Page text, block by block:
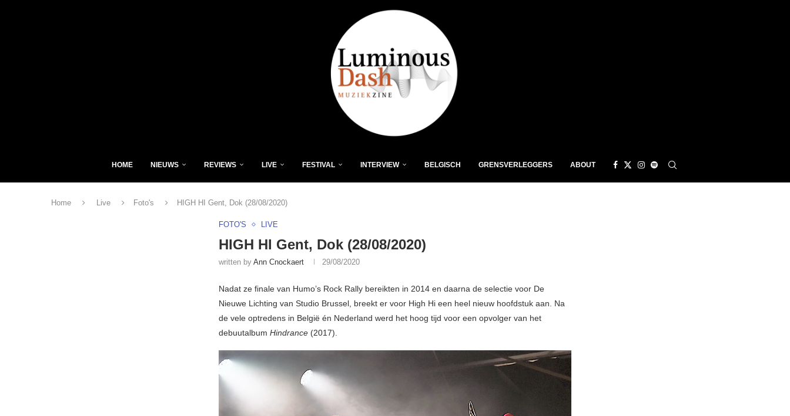
HOME NIEUWS REVIEWS LIVE FESTIVAL INTERVIEW BELGISCH GRENSVERLEGGERS ABOUT
Home Live Foto's HIGH HI Gent, Dok (28/08/2020)
FOTO'S LIVE
HIGH HI Gent, Dok (28/08/2020)
written by Ann Cnockaert 29/08/2020
Nadat ze finale van Humo’s Rock Rally bereikten in 2014 en daarna de selectie voor De
Nieuwe Lichting van Studio Brussel, breekt er voor High Hi een heel nieuw hoofdstuk aan. Na
de vele optredens in België én Nederland werd het hoog tijd voor een opvolger van het
debuutalbum Hindrance (2017).